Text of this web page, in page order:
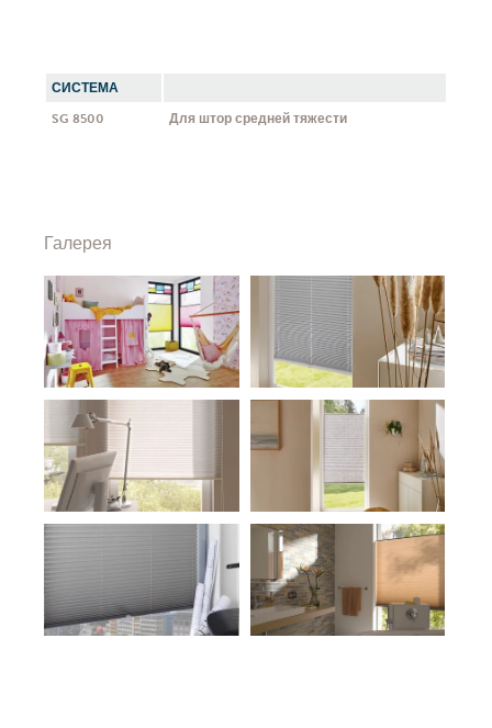
СИСТЕМА
SG 8500
Для штор средней тяжести
Галерея